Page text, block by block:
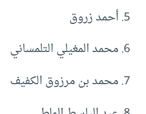
أحمد زروق
محمد المغيلي التلمساني
محمد بن مرزوق الكفيف